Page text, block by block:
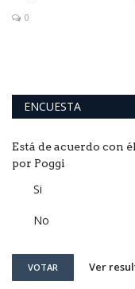
0
ENCUESTA
Está de acuerdo con
por Poggi
Si
No
VOTAR Ver